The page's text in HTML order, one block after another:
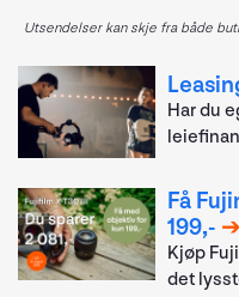
Utsendelser kan skje fra både
Har du
Få
199,-
Kjøp
det